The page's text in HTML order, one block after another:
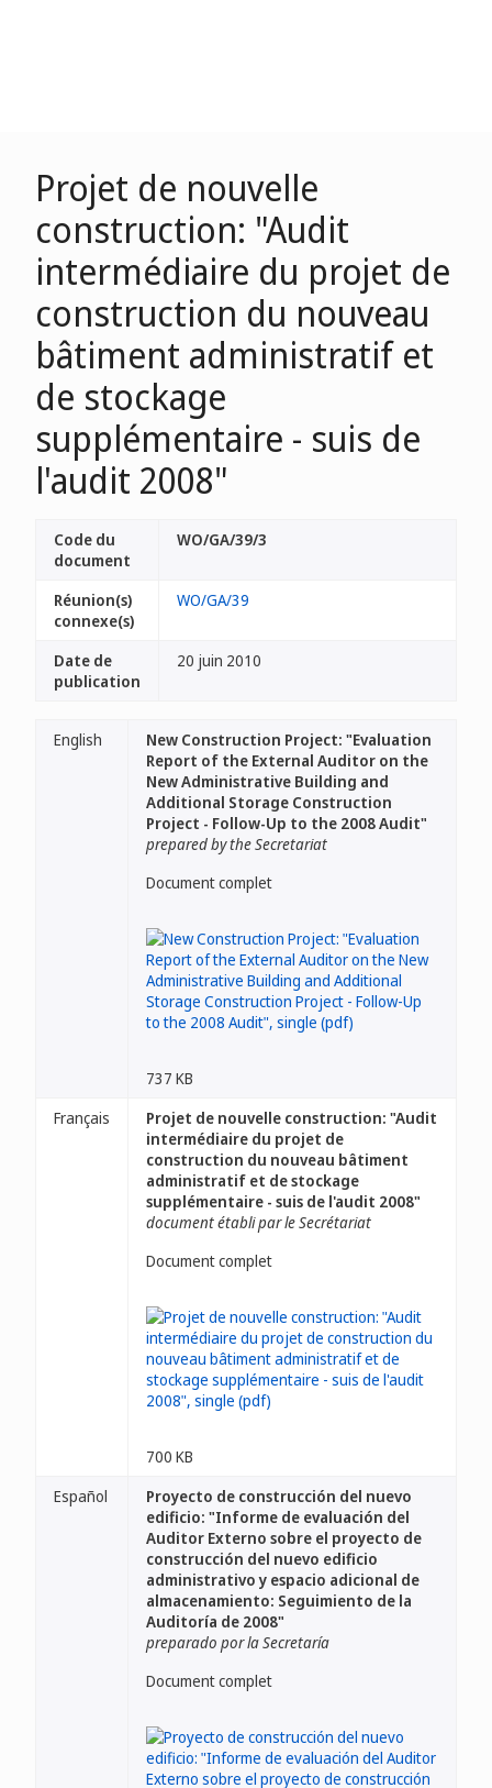
Projet de nouvelle
construction: "Audit
intermédiaire du projet de
construction du nouveau
bâtiment administratif et
de stockage
supplémentaire - suis de
l'audit 2008"
Code du
document
WO/GA/39/3
Réunion(s)
connexe(s)
WO/GA/39
Date de
publication
20 juin 2010
English
New Construction Project: "Evaluation
Report of the External Auditor on the
New Administrative Building and
Additional Storage Construction
Project - Follow-Up to the 2008 Audit"
prepared by the Secretariat
Document complet
737 KB
Français
Projet de nouvelle construction: "Audit
intermédiaire du projet de
construction du nouveau bâtiment
administratif et de stockage
supplémentaire - suis de l'audit 2008"
document établi par le Secrétariat
Document complet
700 KB
Español
Proyecto de construcción del nuevo
edificio: "Informe de evaluación del
Auditor Externo sobre el proyecto de
construcción del nuevo edificio
administrativo y espacio adicional de
almacenamiento: Seguimiento de la
Auditoría de 2008"
preparado por la Secretaría
Document complet